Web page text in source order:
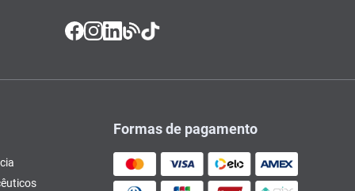
Formas de pagamento